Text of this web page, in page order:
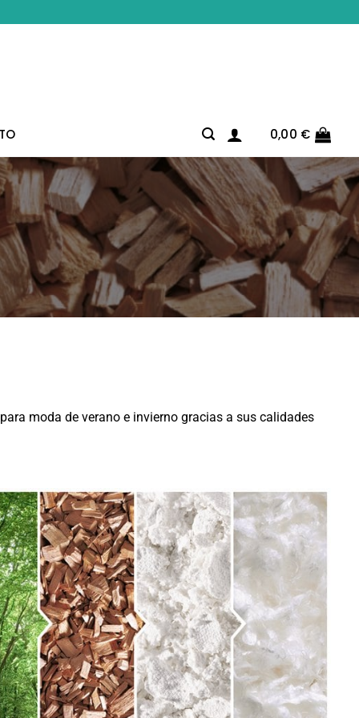
0,00 €
moda de verano e invierno gracias a sus calidades